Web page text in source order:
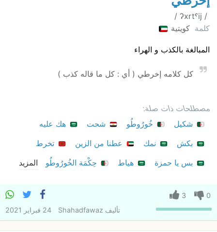
‏ / ʔxrtˤij /
كلمة كويتية
المبالغة بالكذب و الهراء
كل كلامه إخرطي ( أي : كل ما قاله كذب )
مصطلحات ذات صلة:
شكيل
خُورُوطُو شحت
هك عليه
بكش
نمك عطنا من الزين
تخرط
بس يا حمزة
هياط حِكْمَة الخُورُوطُو المزيد
0
3
تأليف Shahadfawaz 24 فبراير 2021